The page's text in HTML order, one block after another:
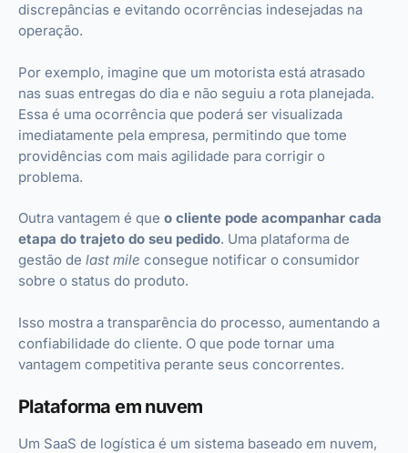
discrepâncias e evitando ocorrências indesejadas na
operação.
Por exemplo, imagine que um motorista está atrasado
nas suas entregas do dia e não seguiu a rota planejada.
Essa é uma ocorrência que poderá ser visualizada
imediatamente pela empresa, permitindo que tome
providências com mais agilidade para corrigir o
problema.
Outra vantagem é que o cliente pode acompanhar cada
etapa do trajeto do seu pedido. Uma plataforma de
gestão de last mile consegue notificar o consumidor
sobre o status do produto.
Isso mostra a transparência do processo, aumentando a
confiabilidade do cliente. O que pode tornar uma
vantagem competitiva perante seus concorrentes.
Plataforma em nuvem
Um SaaS de logística é um sistema baseado em nuvem,